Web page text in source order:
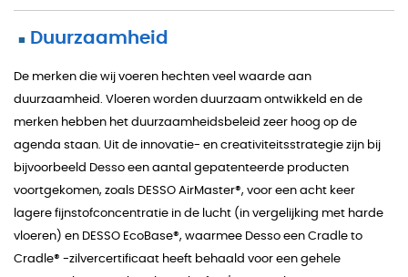
■ Duurzaamheid
De merken die wij voeren hechten veel waarde aan
duurzaamheid. Vloeren worden duurzaam ontwikkeld en de
merken hebben het duurzaamheidsbeleid zeer hoog op de
agenda staan. Uit de innovatie- en creativiteitsstrategie zijn bij
bijvoorbeeld Desso een aantal gepatenteerde producten
voortgekomen, zoals DESSO AirMaster®, voor een acht keer
lagere fijnstofconcentratie in de lucht (in vergelijking met harde
vloeren) en DESSO EcoBase®, waarmee Desso een Cradle to
Cradle® -zilvercertificaat heeft behaald voor een gehele